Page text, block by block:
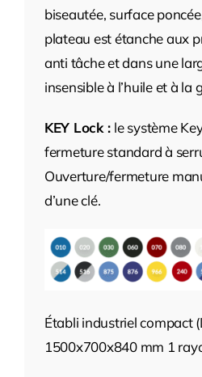
biseautée, surface
plateau est étanche aux
anti tâche et dans une
insensible à l’huile et à la
KEY Lock : le système
fermeture standard à
Ouverture/fermeture
d’une clé.
Établi industriel compact
1500x700x840 mm 1